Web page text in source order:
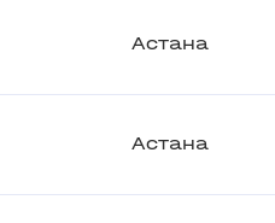
Астана
Астана